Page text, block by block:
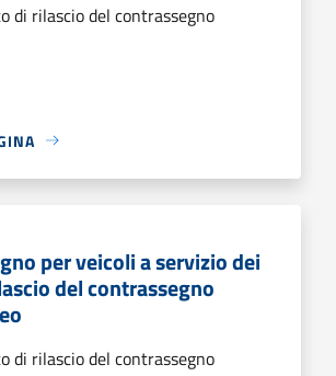
di rilascio del contrassegno
per veicoli a servizio dei
del contrassegno
di rilascio del contrassegno